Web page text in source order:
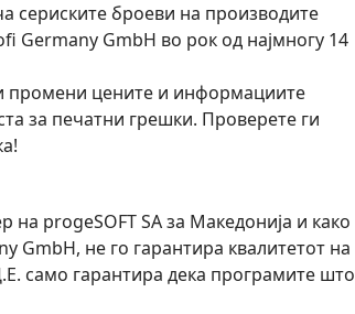
сериските броеви на производите
Germany GmbH во рок од најмногу 14
промени цените и информациите
за печатни грешки. Проверете ги
на progeSOFT SA за Македонија и како
GmbH, не го гарантира квалитетот на
само гарантира дека програмите што